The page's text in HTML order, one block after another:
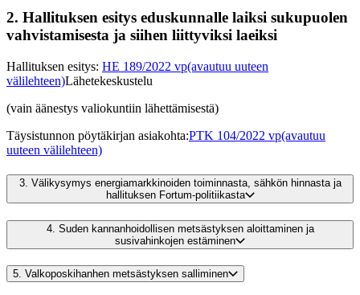
2. Hallituksen esitys eduskunnalle laiksi sukupuolen
vahvistamisesta ja siihen liittyviksi laeiksi
Hallituksen esitys: HE 189/2022 vp(avautuu uuteen
välilehteen)Lähetekeskustelu
(vain äänestys valiokuntiin lähettämisestä)
Täysistunnon pöytäkirjan asiakohta:PTK 104/2022 vp(avautuu
uuteen välilehteen)
3. Välikysymys energiamarkkinoiden toiminnasta, sähkön hinnasta ja
hallituksen Fortum-politiikasta
4. Suden kannanhoidollisen metsästyksen aloittaminen ja
susivahinkojen estäminen
5. Valkoposkihanhen metsästyksen salliminen